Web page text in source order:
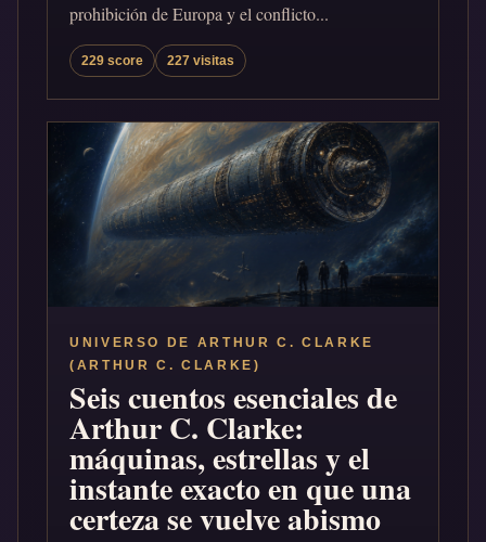
prohibición de Europa y el conflicto...
229 score 227 visitas
UNIVERSO DE ARTHUR C. CLARKE
(ARTHUR C. CLARKE)
Seis cuentos esenciales de
Arthur C. Clarke:
máquinas, estrellas y el
instante exacto en que una
certeza se vuelve abismo